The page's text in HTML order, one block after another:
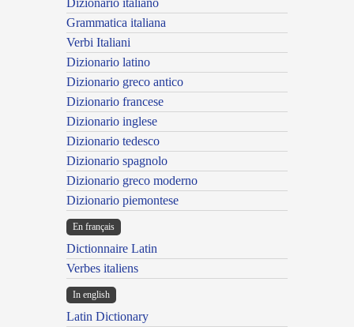
Dizionario italiano
Grammatica italiana
Verbi Italiani
Dizionario latino
Dizionario greco antico
Dizionario francese
Dizionario inglese
Dizionario tedesco
Dizionario spagnolo
Dizionario greco moderno
Dizionario piemontese
En français
Dictionnaire Latin
Verbes italiens
In english
Latin Dictionary